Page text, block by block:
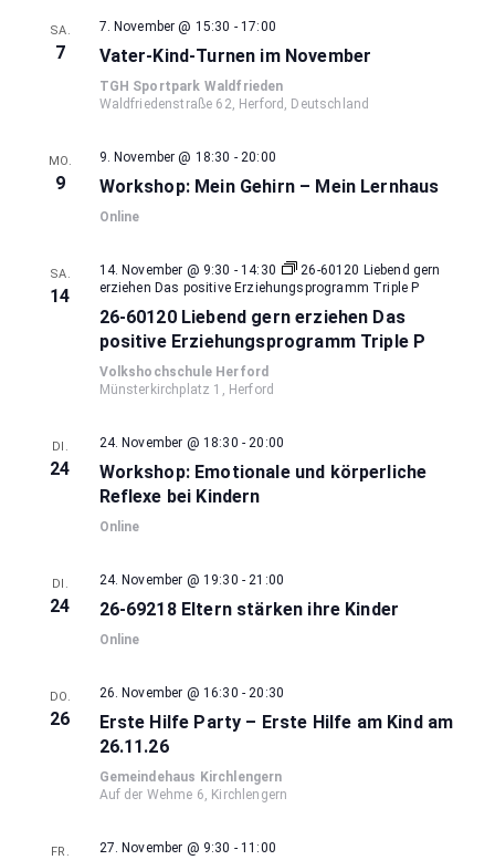
SA.
7
7. November @ 15:30 - 17:00
Vater-Kind-Turnen im November
TGH Sportpark Waldfrieden
Waldfriedenstraße 62, Herford, Deutschland
MO.
9
9. November @ 18:30 -20:00
Workshop: Mein Gehirn – Mein Lernhaus
Online
SA.
14
14. November @ 9:30 - 14:30
26-60120 Liebend gern
erziehen Das positive Erziehungsprogramm Triple P
26-60120 Liebend gern erziehen Das
positive Erziehungsprogramm Triple P
Volkshochschule Herford
Münsterkirchplatz 1, Herford
DI.
24
24. November @ 18:30 -20:00
Workshop: Emotionale und körperliche
Reflexe bei Kindern
Online
DI.
24
24. November @ 19:30 -21:00
26-69218 Eltern stärken ihre Kinder
Online
DO.
26
26. November @ 16:30 -20:30
Erste Hilfe Party – Erste Hilfe am Kind am
26.11.26
Gemeindehaus Kirchlengern
Auf der Wehme 6, Kirchlengern
FR. 27. November @ 9:30 - 11:00